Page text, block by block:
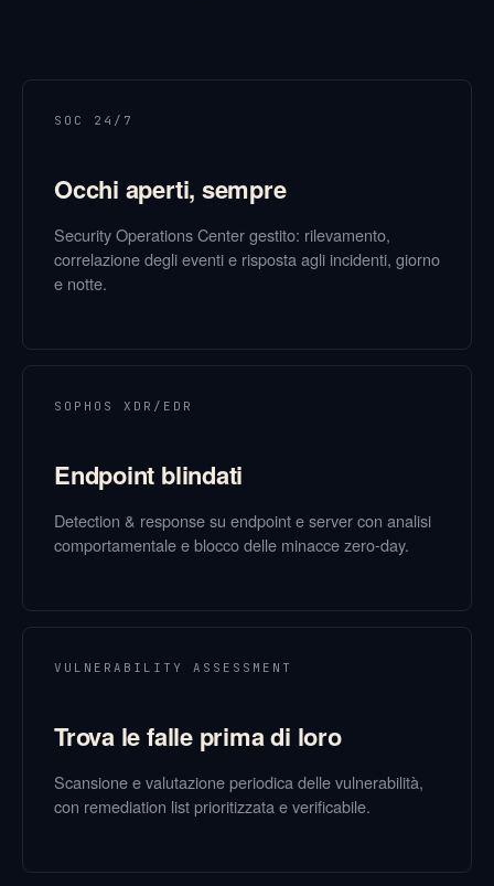
SOC 24/7
Occhi aperti, sempre
Security Operations Center gestito: rilevamento,
correlazione degli eventi e risposta agli incidenti, giorno
e notte.
SOPHOS XDR/EDR
Endpoint blindati
Detection & response su endpoint e server con analisi
comportamentale e blocco delle minacce zero-day.
VULNERABILITY ASSESSMENT
Trova le falle prima di loro
Scansione e valutazione periodica delle vulnerabilità,
con remediation list prioritizzata e verificabile.